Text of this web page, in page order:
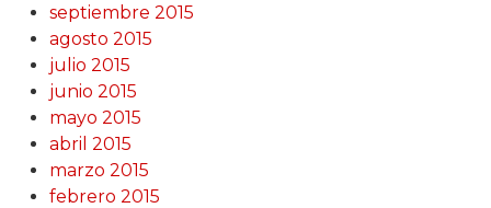
septiembre 2015
agosto 2015
julio 2015
junio 2015
mayo 2015
abril 2015
marzo 2015
febrero 2015